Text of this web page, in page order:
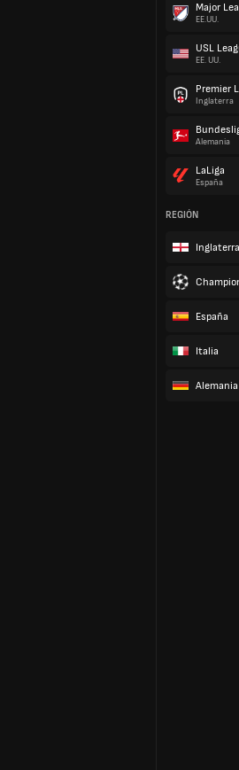
Major
EE.UU.
USL
EE. UU.
Premier
Inglaterra
Alemania
LaLiga
España
REGIÓN
Inglaterra
España
Italia
Alemania